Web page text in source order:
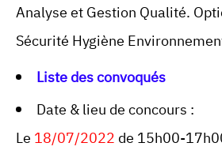
Analyse et Gestion Qualité.
Sécurité Hygiène
Liste des convoqués
Date & lieu de concours :
Le 18/07/2022 de 15h00-